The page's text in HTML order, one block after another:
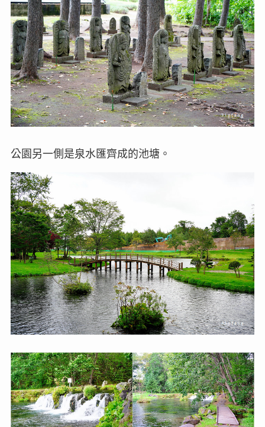
公園另一側是泉水匯齊成的池塘。